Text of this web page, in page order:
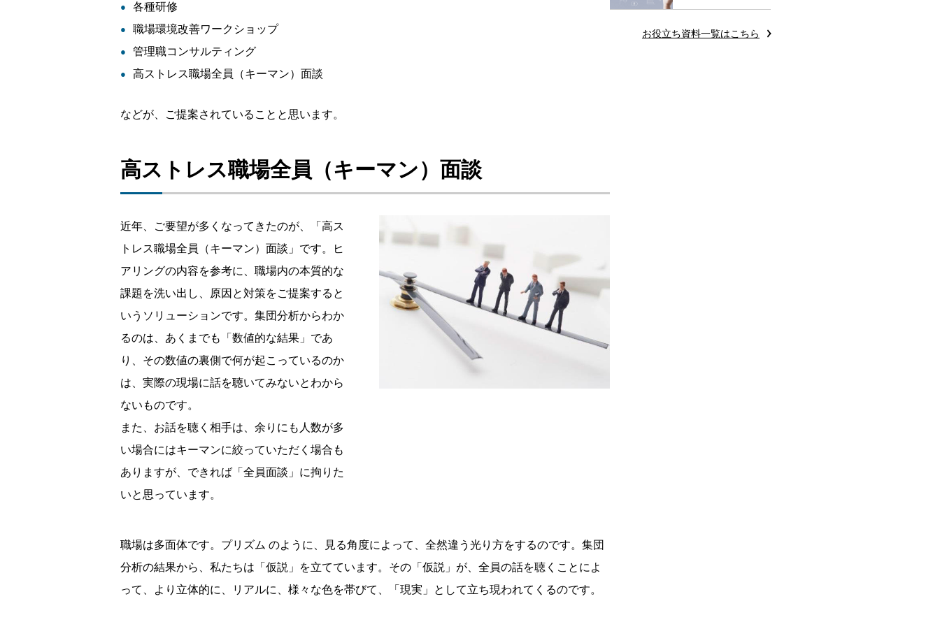
各種研修
職場環境改善ワークショップ
管理職コンサルティング
高ストレス職場全員（キーマン）面談
などが、ご提案されていることと思います。
高ストレス職場全員（キーマン）面談
近年、ご要望が多くなってきたのが、「高ス
トレス職場全員（キーマン）面談」です。ヒ
アリングの内容を参考に、職場内の本質的な
課題を洗い出し、原因と対策をご提案すると
いうソリューションです。集団分析からわか
るのは、あくまでも「数値的な結果」であ
り、その数値の裏側で何が起こっているのか
は、実際の現場に話を聴いてみないとわから
ないものです。
また、お話を聴く相手は、余りにも人数が多
い場合にはキーマンに絞っていただく場合も
ありますが、できれば「全員面談」に拘りた
いと思っています。
職場は多面体です。プリズム のように、見る角度によって、全然違う光り方をするのです。集団
分析の結果から、私たちは「仮説」を立てています。その「仮説」が、全員の話を聴くことによ
って、より立体的に、リアルに、様々な色を帯びて、「現実」として立ち現われてくるのです。
お役立ち資料一覧はこちら